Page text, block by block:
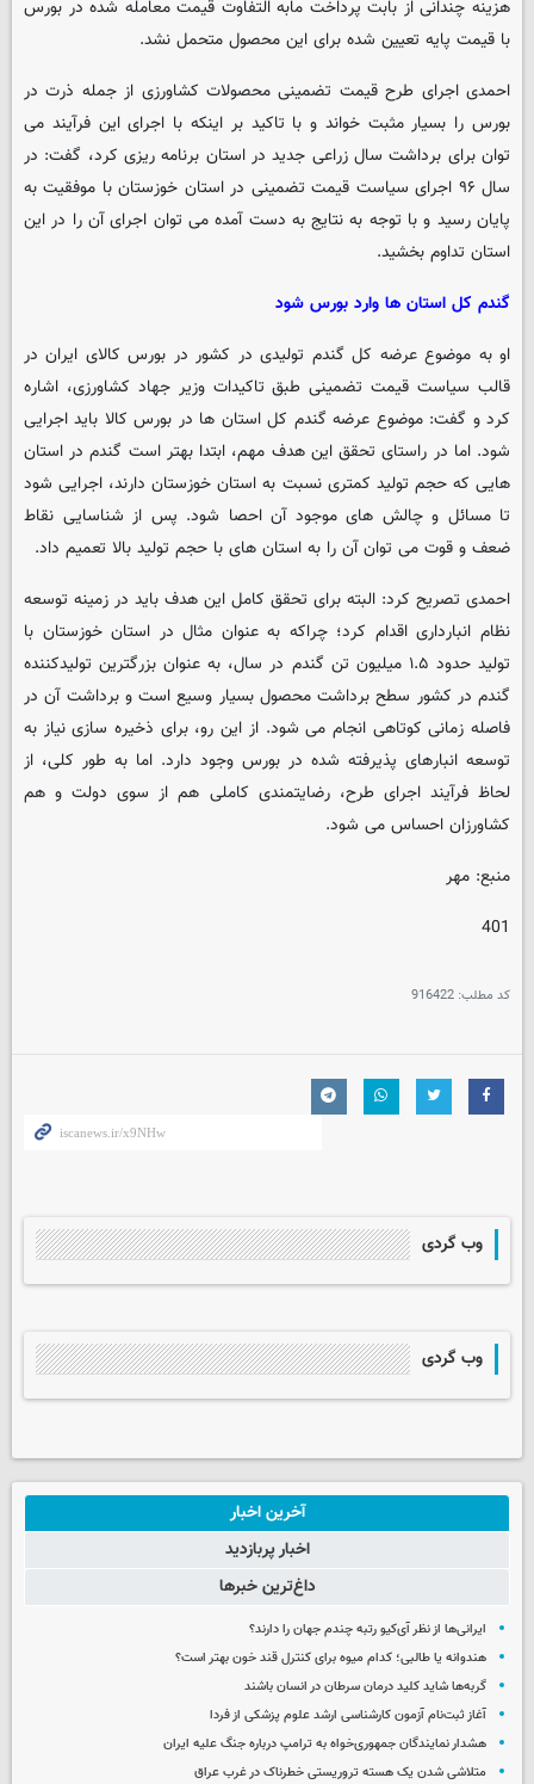
هزینه چندانی از بابت پرداخت مابه التفاوت قیمت معامله شده در بورس
با قیمت پایه تعیین شده برای این محصول متحمل نشد.
احمدی اجرای طرح قیمت تضمینی محصولات کشاورزی از جمله ذرت در
بورس را بسیار مثبت خواند و با تاکید بر اینکه با اجرای این فرآیند می
توان برای برداشت سال زراعی جدید در استان برنامه ریزی کرد، گفت: در
سال ۹۶ اجرای سیاست قیمت تضمینی در استان خوزستان با موفقیت به
پایان رسید و با توجه به نتایج به دست آمده می توان اجرای آن را در این
استان تداوم بخشید.
گندم کل استان ها وارد بورس شود
او به موضوع عرضه کل گندم تولیدی در کشور در بورس کالای ایران در
قالب سیاست قیمت تضمینی طبق تاکیدات وزیر جهاد کشاورزی، اشاره
کرد و گفت: موضوع عرضه گندم کل استان ها در بورس کالا باید اجرایی
شود. اما در راستای تحقق این هدف مهم، ابتدا بهتر است گندم در استان
هایی که حجم تولید کمتری نسبت به استان خوزستان دارند، اجرایی شود
تا مسائل و چالش های موجود آن احصا شود. پس از شناسایی نقاط
ضعف و قوت می توان آن را به استان های با حجم تولید بالا تعمیم داد.
احمدی تصریح کرد: البته برای تحقق کامل این هدف باید در زمینه توسعه
نظام انبارداری اقدام کرد؛ چراکه به عنوان مثال در استان خوزستان با
تولید حدود ۱.۵ میلیون تن گندم در سال، به عنوان بزرگترین تولیدکننده
گندم در کشور سطح برداشت محصول بسیار وسیع است و برداشت آن در
فاصله زمانی کوتاهی انجام می شود. از این رو، برای ذخیره سازی نیاز به
توسعه انبارهای پذیرفته شده در بورس وجود دارد. اما به طور کلی، از
لحاظ فرآیند اجرای طرح، رضایتمندی کاملی هم از سوی دولت و هم
کشاورزان احساس می شود.
منبع: مهر
401
کد مطلب: 916422
وب گردی
وب گردی
آخرین اخبار
اخبار پربازدید
داغ‌ترین خبرها
ایرانی‌ها از نظر آی‌کیو رتبه چندم جهان را دارند؟
هندوانه یا طالبی؛ کدام‌ میوه برای کنترل قند خون بهتر است؟
گربه‌ها شاید کلید درمان سرطان در انسان باشند
آغاز ثبت‌نام‌ آزمون کارشناسی ارشد علوم پزشکی از فردا
هشدار نمایندگان جمهوری‌خواه به ترامپ درباره جنگ علیه ایران
متلاشی شدن یک هسته تروریستی خطرناک در غرب عراق